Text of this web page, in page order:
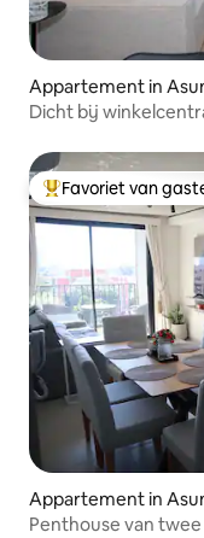
Appartement in
Dicht bij
Topfavoriet van
Favoriet van
Appartement in
Penthouse van